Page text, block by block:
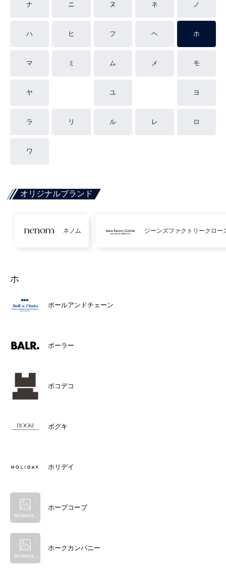
ナ ニ ヌ ネ ノ
ハ ヒ フ ヘ ホ
マ ミ ム メ モ
ヤ ユ ヨ
ラ リ ル レ ロ
ワ
オリジナルブランド
ネノム ジーンズファクトリークロー
ホ
ボールアンドチェーン
ボーラー
ボコデコ
ボグキ
ホリデイ
ホープコープ
ホークカンパニー